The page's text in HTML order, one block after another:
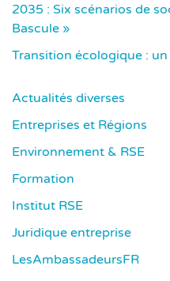
2035 : Six scénarios de
Bascule »
Transition écologique :
Actualités diverses
Entreprises et Régions
Environnement & RSE
Formation
Institut RSE
Juridique entreprise
LesAmbassadeursFR